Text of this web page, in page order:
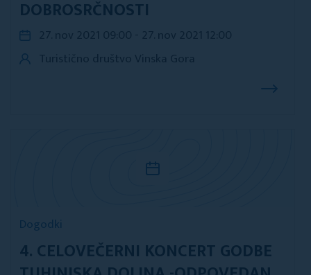
DOBROSRČNOSTI
Dogodki
4. CELOVEČERNI KONCERT GODBE